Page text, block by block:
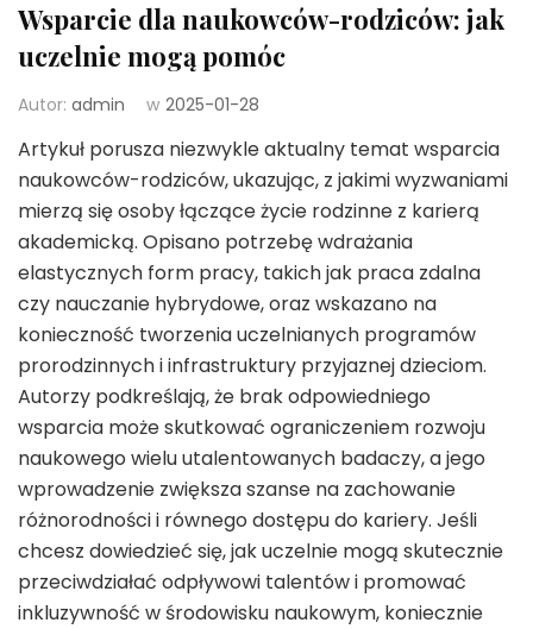
Wsparcie dla naukowców-rodziców: jak
uczelnie mogą pomóc
Autor: admin w 2025-01-28
Artykuł porusza niezwykle aktualny temat wsparcia
naukowców-rodziców, ukazując, z jakimi wyzwaniami
mierzą się osoby łączące życie rodzinne z karierą
akademicką. Opisano potrzebę wdrażania
elastycznych form pracy, takich jak praca zdalna
czy nauczanie hybrydowe, oraz wskazano na
konieczność tworzenia uczelnianych programów
prorodzinnych i infrastruktury przyjaznej dzieciom.
Autorzy podkreślają, że brak odpowiedniego
wsparcia może skutkować ograniczeniem rozwoju
naukowego wielu utalentowanych badaczy, a jego
wprowadzenie zwiększa szanse na zachowanie
różnorodności i równego dostępu do kariery. Jeśli
chcesz dowiedzieć się, jak uczelnie mogą skutecznie
przeciwdziałać odpływowi talentów i promować
inkluzywność w środowisku naukowym, koniecznie